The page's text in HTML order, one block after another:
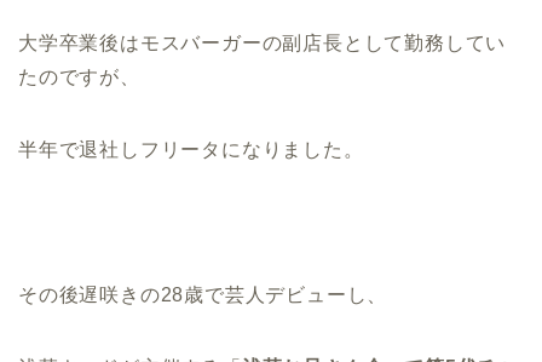
大学卒業後はモスバーガーの副店長として勤務してい
たのですが、
半年で退社しフリータになりました。
その後遅咲きの28歳で芸人デビューし、